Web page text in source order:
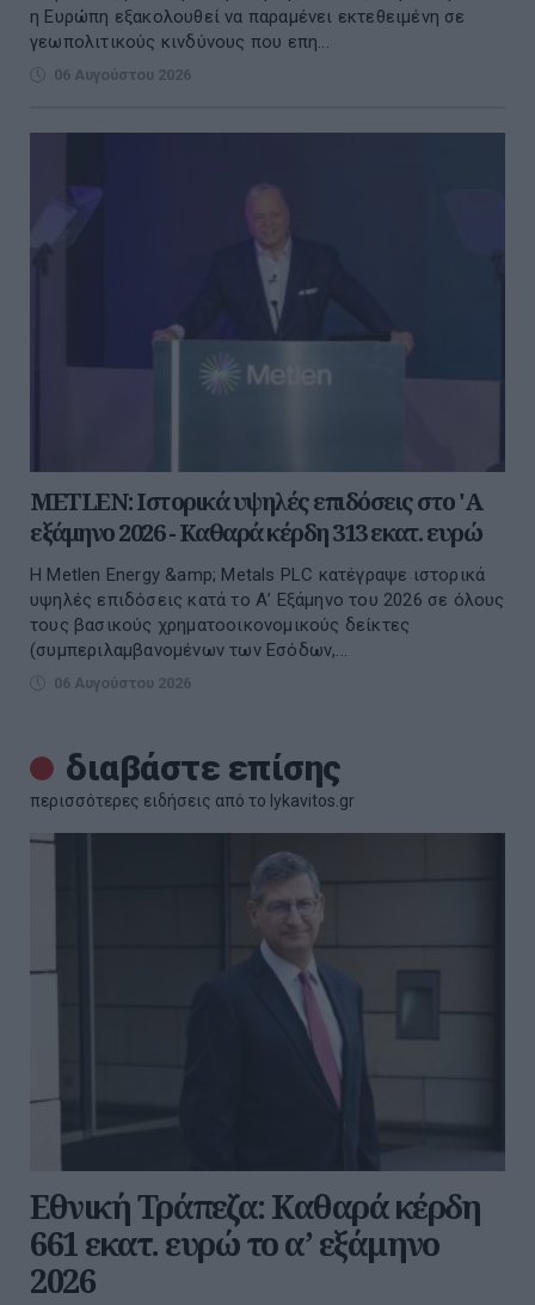
η Ευρώπη εξακολουθεί να παραμένει εκτεθειμένη σε
γεωπολιτικούς κινδύνους που επη...
06 Αυγούστου 2026
METLEN: Iστορικά υψηλές επιδόσεις στο 'A
εξάμηνο 2026 - Kαθαρά κέρδη 313 εκατ. ευρώ
Η Metlen Energy &amp; Metals PLC κατέγραψε ιστορικά
υψηλές επιδόσεις κατά το Α’ Εξάμηνο του 2026 σε όλους
τους βασικούς χρηματοοικονομικούς δείκτες
(συμπεριλαμβανομένων των Εσόδων,...
06 Αυγούστου 2026
διαβάστε επίσης
περισσότερες ειδήσεις από το lykavitos.gr
Εθνική Τράπεζα: Καθαρά κέρδη
661 εκατ. ευρώ το α’ εξάμηνο
2026